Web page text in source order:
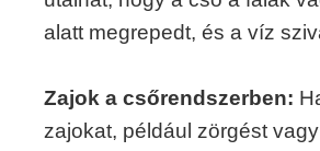
alatt megrepedt, és a víz
Zajok a csőrendszerben:
zajokat, például zörgést